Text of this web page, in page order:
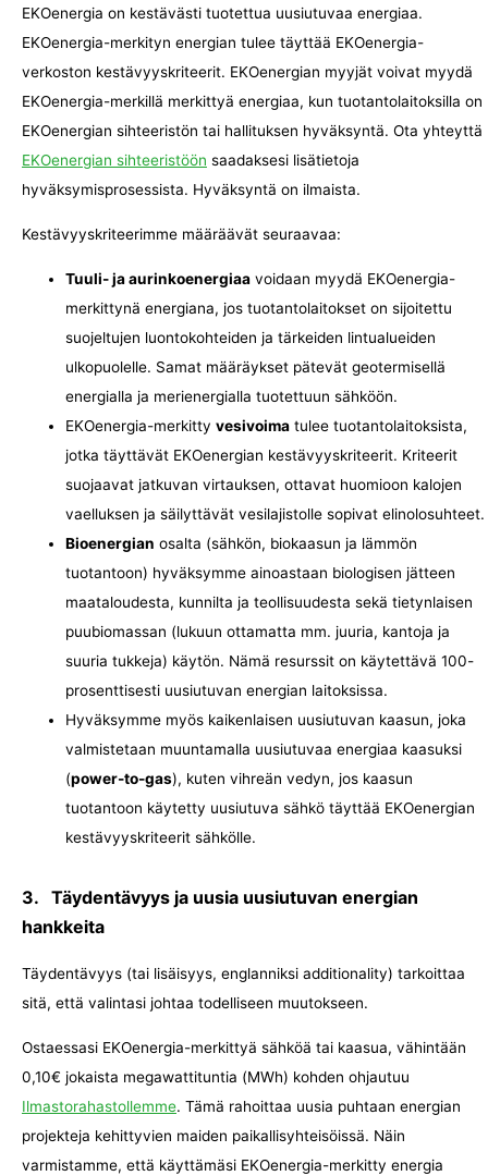
EKOenergia on kestävästi tuotettua uusiutuvaa energiaa.
EKOenergia-merkityn energian tulee täyttää EKOenergia-
verkoston kestävyyskriteerit. EKOenergian myyjät voivat myydä
EKOenergia-merkillä merkittyä energiaa, kun tuotantolaitoksilla on
EKOenergian sihteeristön tai hallituksen hyväksyntä. Ota yhteyttä
EKOenergian sihteeristöön saadaksesi lisätietoja
hyväksymisprosessista. Hyväksyntä on ilmaista.
Kestävyyskriteerimme määräävät seuraavaa:
Tuuli- ja aurinkoenergiaa voidaan myydä EKOenergia-
merkittynä energiana, jos tuotantolaitokset on sijoitettu
suojeltujen luontokohteiden ja tärkeiden lintualueiden
ulkopuolelle. Samat määräykset pätevät geotermisellä
energialla ja merienergialla tuotettuun sähköön.
EKOenergia-merkitty vesivoima tulee tuotantolaitoksista,
jotka täyttävät EKOenergian kestävyyskriteerit. Kriteerit
suojaavat jatkuvan virtauksen, ottavat huomioon kalojen
vaelluksen ja säilyttävät vesilajistolle sopivat elinolosuhteet.
Bioenergian osalta (sähkön, biokaasun ja lämmön
tuotantoon) hyväksymme ainoastaan biologisen jätteen
maataloudesta, kunnilta ja teollisuudesta sekä tietynlaisen
puubiomassan (lukuun ottamatta mm. juuria, kantoja ja
suuria tukkeja) käytön. Nämä resurssit on käytettävä 100-
prosenttisesti uusiutuvan energian laitoksissa.
Hyväksymme myös kaikenlaisen uusiutuvan kaasun, joka
valmistetaan muuntamalla uusiutuvaa energiaa kaasuksi
(power-to-gas), kuten vihreän vedyn, jos kaasun
tuotantoon käytetty uusiutuva sähkö täyttää EKOenergian
kestävyyskriteerit sähkölle.
3. Täydentävyys ja uusia uusiutuvan energian
hankkeita
Täydentävyys (tai lisäisyys, englanniksi additionality) tarkoittaa
sitä, että valintasi johtaa todelliseen muutokseen.
Ostaessasi EKOenergia-merkittyä sähköä tai kaasua, vähintään
0,10€ jokaista megawattituntia (MWh) kohden ohjautuu
Ilmastorahastollemme. Tämä rahoittaa uusia puhtaan energian
projekteja kehittyvien maiden paikallisyhteisöissä. Näin
varmistamme, että käyttämäsi EKOenergia-merkitty energia